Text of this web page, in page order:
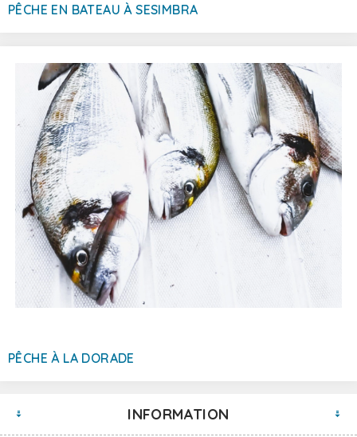
PÊCHE EN BATEAU À SESIMBRA
PÊCHE À LA DORADE
INFORMATION